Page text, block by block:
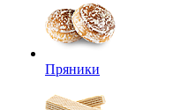
Пряники